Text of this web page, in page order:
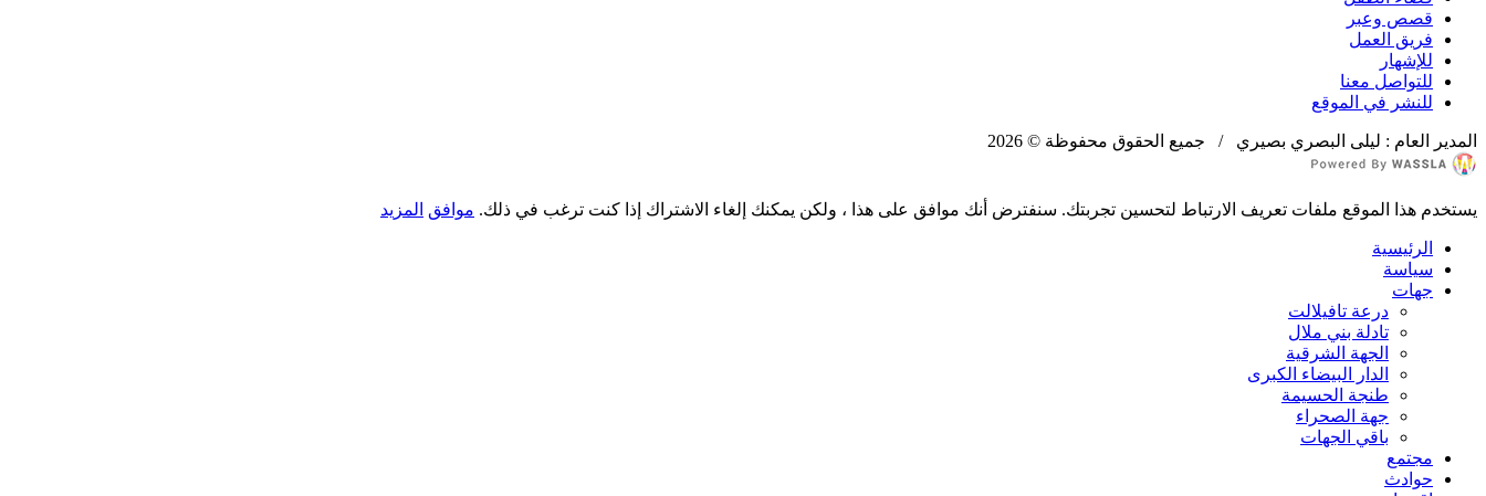
قصص وعبر
فريق العمل
للإشهار
للتواصل معنا
للنشر في الموقع
المدير العام : ليلى البصري بصيري / جميع الحقوق محفوظة © 2026
يستخدم هذا الموقع ملفات تعريف الارتباط لتحسين تجربتك. سنفترض أنك موافق على هذا ، ولكن يمكنك إلغاء الاشتراك إذا كنت ترغب في ذلك. موافق المزيد
الرئيسية
سياسة
جهات
درعة تافيلالت
تادلة بني ملال
الجهة الشرقية
الدار البيضاء الكبرى
طنجة الحسيمة
جهة الصحراء
باقي الجهات
مجتمع
حوادث